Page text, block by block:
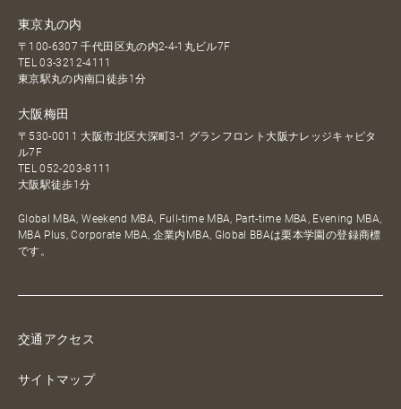
東京丸の内
〒100-6307 千代田区丸の内2-4-1丸ビル7F
TEL03-3212-4111
東京駅丸の内南口徒歩1分
大阪梅田
〒530-0011 大阪市北区大深町3-1 グランフロント大阪ナレッジキャピタ
ル7F
TEL052-203-8111
大阪駅徒歩1分
Global MBA, Weekend MBA, Full-time MBA, Part-time MBA, Evening MBA,
MBA Plus, Corporate MBA, 企業内MBA, Global BBAは栗本学園の登録商標
です。
交通アクセス
サイトマップ